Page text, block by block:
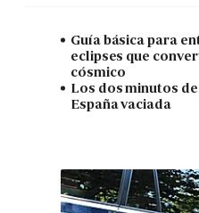
Guía básica para
eclipses que
cósmico
Los dos minutos
España vaciada